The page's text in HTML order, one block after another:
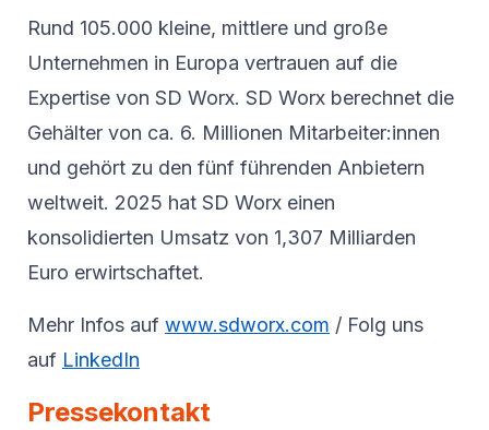
Rund 105.000 kleine, mittlere und große
Unternehmen in Europa vertrauen auf die
Expertise von SD Worx. SD Worx berechnet die
Gehälter von ca. 6. Millionen Mitarbeiter:innen
und gehört zu den fünf führenden Anbietern
weltweit. 2025 hat SD Worx einen
konsolidierten Umsatz von 1,307 Milliarden
Euro erwirtschaftet.
Mehr Infos auf www.sdworx.com / Folg uns
auf LinkedIn
Pressekontakt